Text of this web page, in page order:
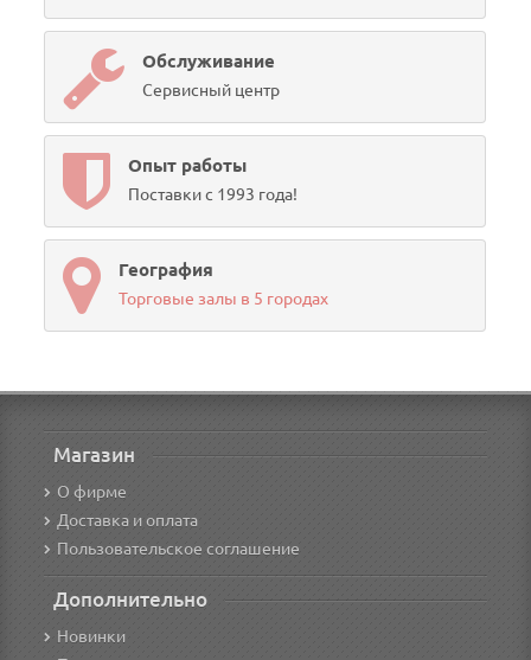
Обслуживание
Сервисный центр
Опыт работы
Поставки с 1993 года!
География
Торговые залы в 5 городах
Магазин
О фирме
Доставка и оплата
Пользовательское соглашение
Дополнительно
Новинки